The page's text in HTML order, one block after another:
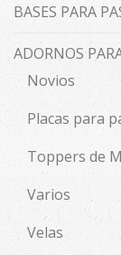
BASES PARA
ADORNOS
Novios
Placas para
Toppers de
Varios
Velas